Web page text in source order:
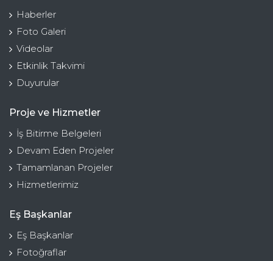
Haberler
Foto Galeri
Videolar
Etkinlik Takvimi
Duyurular
Proje ve Hizmetler
İş Bitirme Belgeleri
Devam Eden Projeler
Tamamlanan Projeler
Hizmetlerimiz
Eş Başkanlar
Eş Başkanlar
Fotoğraflar